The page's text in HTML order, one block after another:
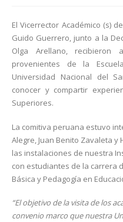
El Vicerrector Académico (s)
Guido Guerrero, junto a la
Olga Arellano, recibieron
provenientes de la
Universidad Nacional del
conocer y compartir
Superiores.
La comitiva peruana estuvo
Alegre, Juan Benito Zavaleta
las instalaciones de nuestra
con estudiantes de la carrera
Básica y Pedagogía en
“El objetivo de la visita de los
convenio marco que nuestra